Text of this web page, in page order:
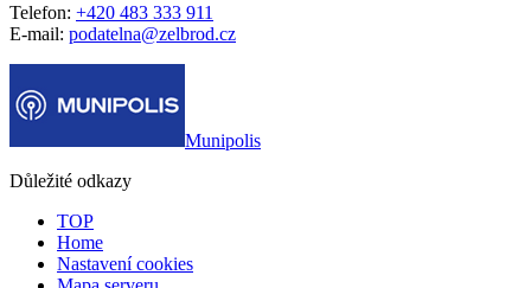
Telefon: +420 483 333 911
E-mail: podatelna@zelbrod.cz
Munipolis
Důležité odkazy
TOP
Home
Nastavení cookies